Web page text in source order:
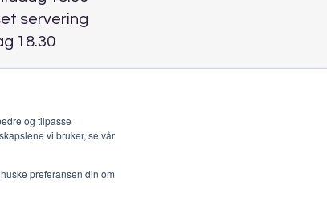
og tilpasse
vi bruker, se vår
preferansen din om
servering
18.30